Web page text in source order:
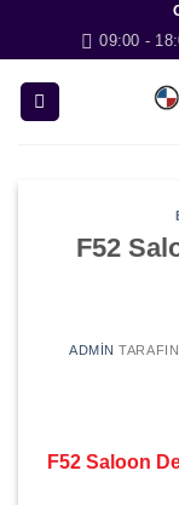
09:00 -
F52
ADMIN
F52 Saloon